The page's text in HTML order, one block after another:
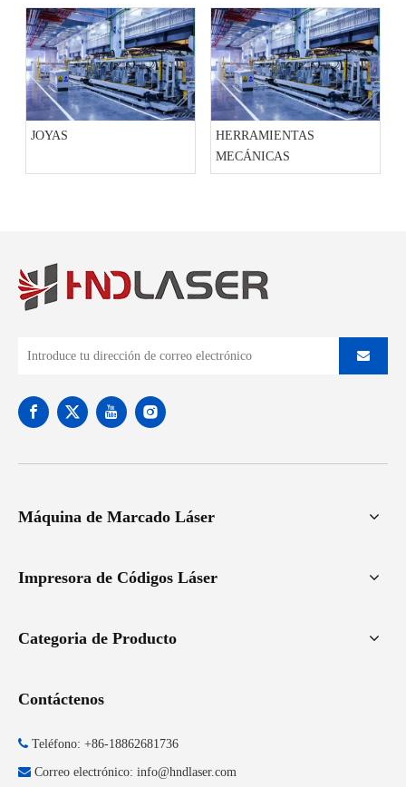
JOYAS
HERRAMIENTAS
MECÁNICAS
Máquina de Marcado Láser
Impresora de Códigos Láser
Categoria de Producto
Contáctenos
 Teléfono: +86-18862681736
 Correo electrónico: info@hndlaser.com